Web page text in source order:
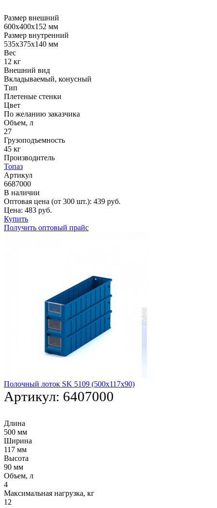
Размер внешний
600х400х152 мм
Размер внутренний
535х375х140 мм
Вес
12 кг
Внешний вид
Вкладываемый, конусный
Тип
Плетеные стенки
Цвет
По желанию заказчика
Объем, л
27
Грузоподъемность
45 кг
Производитель
Топаз
Артикул
6687000
В наличии
Оптовая цена (от 300 шт.): 439 руб.
Цена: 483 руб.
Купить
Получить оптовый прайс
Полочный лоток SK 5109 (500х117х90)
Артикул: 6407000
Длина
500 мм
Ширина
117 мм
Высота
90 мм
Объем, л
4
Максимальная нагрузка, кг
12